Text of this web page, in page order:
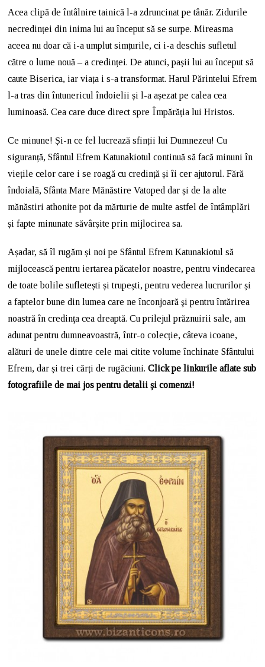
Acea clipă de întâlnire tainică l-a zdruncinat pe tânăr. Zidurile
necredinței din inima lui au început să se surpe. Mireasma
aceea nu doar că i-a umplut simțurile, ci i-a deschis sufletul
către o lume nouă – a credinței. De atunci, pașii lui au început să
caute Biserica, iar viața i s-a transformat. Harul Părintelui Efrem
l-a tras din întunericul îndoielii și l-a așezat pe calea cea
luminoasă. Cea care duce direct spre Împărăția lui Hristos.
Ce minune! Și-n ce fel lucrează sfinții lui Dumnezeu! Cu
siguranță, Sfântul Efrem Katunakiotul continuă să facă minuni în
viețile celor care i se roagă cu credință și îi cer ajutorul. Fără
îndoială, Sfânta Mare Mănăstire Vatoped dar și de la alte
mănăstiri athonite pot da mărturie de multe astfel de întâmplări
și fapte minunate săvârșite prin mijlocirea sa.
Așadar, să îl rugăm și noi pe Sfântul Efrem Katunakiotul să
mijlocească pentru iertarea păcatelor noastre, pentru vindecarea
de toate bolile sufletești și trupești, pentru vederea lucrurilor și
a faptelor bune din lumea care ne înconjoară şi pentru întărirea
noastră în credinţa cea dreaptă. Cu prilejul prăznuirii sale, am
adunat pentru dumneavoastră, într-o colecție, câteva icoane,
alături de unele dintre cele mai citite volume închinate Sfântului
Efrem, dar și trei cărți de rugăciuni.Click pe linkurile aflate sub
fotografiile de mai jos pentru detalii și comenzi!